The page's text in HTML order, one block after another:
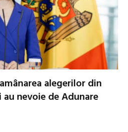
alegerilor din
au nevoie de Adunare